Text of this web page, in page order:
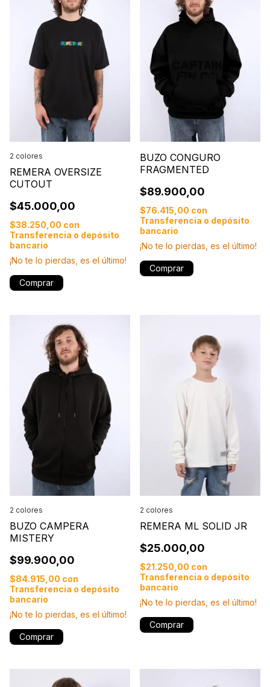
REMERA OVERSIZE
CUTOUT
$45.000,00
$38.250,00 con
Transferencia o depósito
bancario
¡No te lo pierdas, es el último!
2 colores
Comprar
BUZO CONGURO
FRAGMENTED
$89.900,00
$76.415,00 con
Transferencia o depósito
bancario
¡No te lo pierdas, es el último!
Comprar
BUZO CAMPERA
MISTERY
$99.900,00
$84.915,00 con
Transferencia o depósito
bancario
¡No te lo pierdas, es el último!
2 colores
Comprar
REMERA ML SOLID JR
$25.000,00
$21.250,00 con
Transferencia o depósito
bancario
¡No te lo pierdas, es el último!
2 colores
Comprar